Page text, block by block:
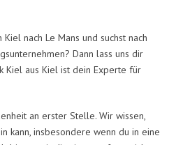
nach Le Mans und suchst nach
Dann lass uns dir
Kiel aus Kiel ist dein Experte für
an erster Stelle. Wir wissen,
kann, insbesondere wenn du in eine